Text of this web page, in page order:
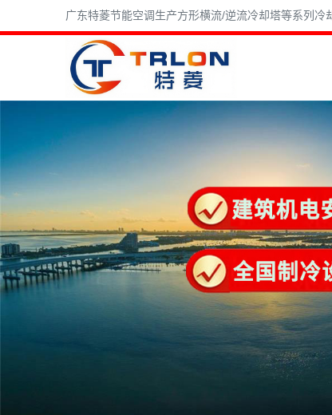
广东特菱节能空调生产方形横流/逆流冷却塔等系列